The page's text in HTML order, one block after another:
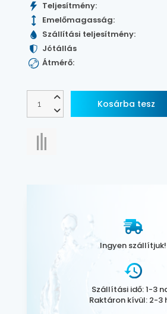
Teljesítmény:
Emelőmagasság:
Szállítási teljesítmény:
Jótállás
Átmérő:
Ingyen szállítjuk!
Szállítási idő: 1-3
Raktáron kívül: 2-3